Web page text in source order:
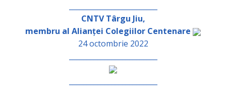
CNTV Târgu Jiu,
membru al Alianței Colegiilor Centenare
24 octombrie 2022